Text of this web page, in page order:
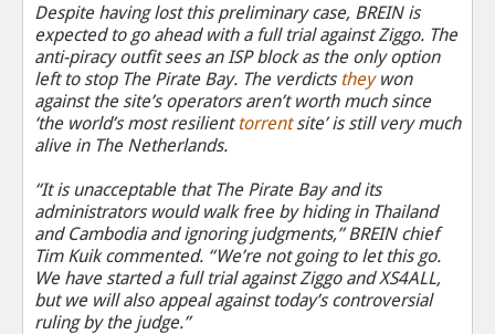
Despite having lost this preliminary case, BREIN is
expected to go ahead with a full trial against Ziggo. The
anti-piracy outfit sees an ISP block as the only option
left to stop The Pirate Bay. The verdicts theywon
against the site’s operators aren’t worth much since
‘the world’s most resilient torrentsite’ is still very much
alive in The Netherlands.
“It is unacceptable that The Pirate Bay and its
administrators would walk free by hiding in Thailand
and Cambodia and ignoring judgments,” BREIN chief
Tim Kuik commented. “We’re not going to let this go.
We have started a full trial against Ziggo and XS4ALL,
but we will also appeal against today’s controversial
ruling by the judge.”